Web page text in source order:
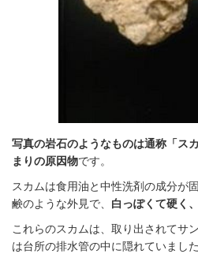
写真の岩石のようなものは通称「ス
まりの原因物です。
スカムは食用油と中性洗剤の成分が
鹸のような外見で、 白っぽくて硬く
これらのスカムは、取り出されてサ
は台所の排水管の中に隠れていました